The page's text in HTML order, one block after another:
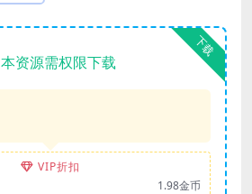
下载
本资源需权限下载
VIP折扣
1.98金币